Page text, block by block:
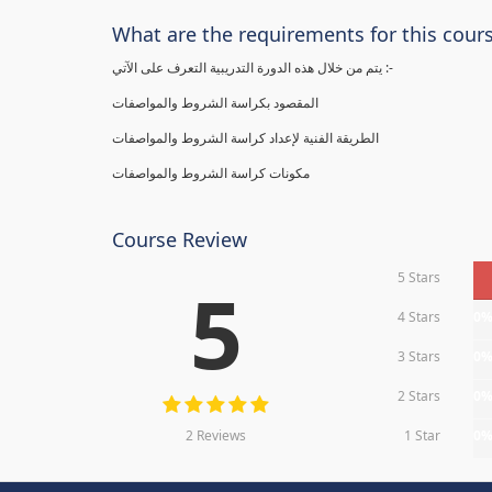
What are the requirements for this
يتم من خلال هذه الدورة التدريبية التعرف على الآتي :-
المقصود بكراسة الشروط والمواصفات
الطريقة الفنية لإعداد كراسة الشروط والمواصفات
مكونات كراسة الشروط والمواصفات
Course Review
5
2 Reviews
5 Stars
4 Stars
3 Stars
2 Stars
1 Star